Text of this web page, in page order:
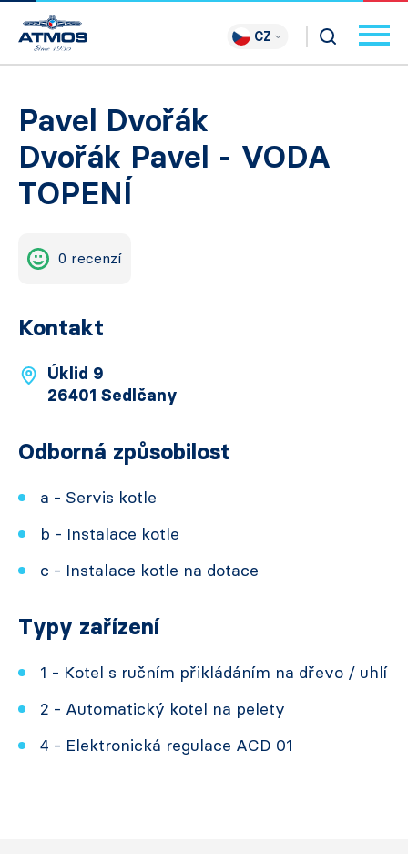
CZ
Pavel Dvořák
Dvořák Pavel - VODA
TOPENÍ
0 recenzí
Kontakt
Úklid 9
26401 Sedlčany
Odborná způsobilost
a - Servis kotle
b - Instalace kotle
c - Instalace kotle na dotace
Typy zařízení
1 - Kotel s ručním přikládáním na dřevo / uhlí
2 - Automatický kotel na pelety
4 - Elektronická regulace ACD 01